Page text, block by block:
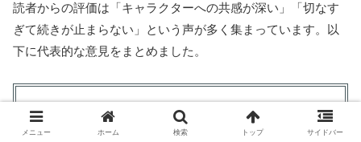
読者からの評価は「キャラクターへの共感が深い」「切なす
ぎて続きが止まらない」という声が多く集まっています。以
下に代表的な意見をまとめました。
良い口コミ
メニュー ホーム 検索 トップ サイドバー